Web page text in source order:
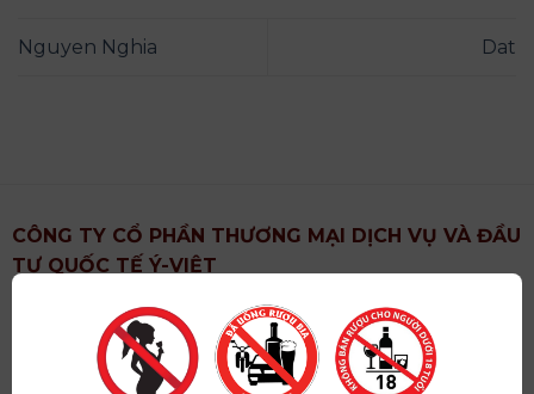
Nguyen Nghia Dat
CÔNG TY CỔ PHẦN THƯƠNG MẠI DỊCH VỤ VÀ ĐẦU
TƯ QUỐC TẾ Ý-VIỆT
: Khu 6, Xã Hoài Đức, Thành Phố Hà Nội
Showroom: Số 09 Phố Liễu Giai, Phường Ngọc Hà,
Thành Phố Hà Nội